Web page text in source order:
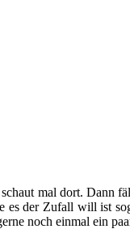
mal dort. Dann
der Zufall will ist
noch einmal ein